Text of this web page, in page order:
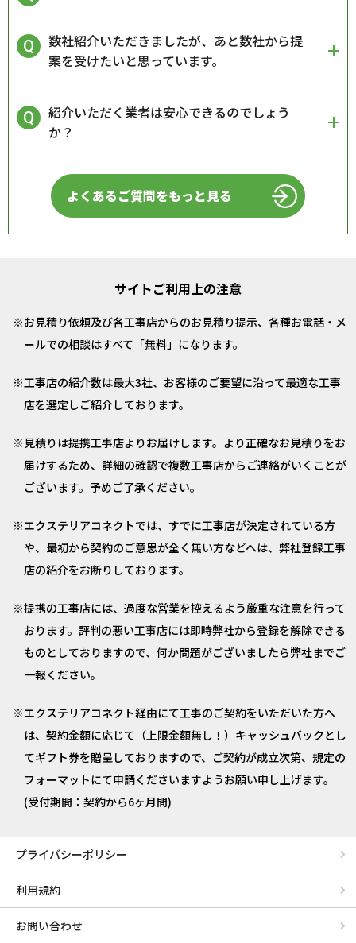
数社紹介いただきましたが、あと数社から提
案を受けたいと思っています。
紹介いただく業者は安心できるのでしょう
か？
よくあるご質問をもっと見る
サイトご利用上の注意
お見積り依頼及び各工事店からのお見積り提示、各種お電話・メ
ールでの相談はすべて「無料」になります。
工事店の紹介数は最大3社、お客様のご要望に沿って最適な工事
店を選定しご紹介しております。
見積りは提携工事店よりお届けします。より正確なお見積りをお
届けするため、詳細の確認で複数工事店からご連絡がいくことが
ございます。予めご了承ください。
エクステリアコネクトでは、すでに工事店が決定されている方
や、最初から契約のご意思が全く無い方などへは、弊社登録工事
店の紹介をお断りしております。
提携の工事店には、過度な営業を控えるよう厳重な注意を行って
おります。評判の悪い工事店には即時弊社から登録を解除できる
ものとしておりますので、何か問題がございましたら弊社までご
一報ください。
エクステリアコネクト経由にて工事のご契約をいただいた方へ
は、契約金額に応じて（上限金額無し！）キャッシュバックとし
てギフト券を贈呈しておりますので、ご契約が成立次第、規定の
フォーマットにて申請くださいますようお願い申し上げます。
(受付期間：契約から6ヶ月間)
プライバシーポリシー
利用規約
お問い合わせ